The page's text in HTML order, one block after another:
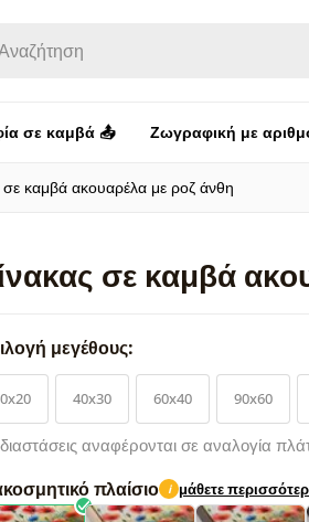
σε καμβά 📤 Ζωγραφική με
σε καμβά ακουαρέλα με ροζ άνθη
σε καμβά
μεγέθους:
40x30 60x40 90x60
αναφέρονται σε αναλογία
πλαίσιο i μάθετε